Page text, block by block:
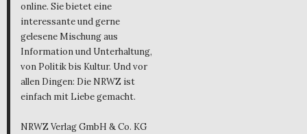
online. Sie bietet eine
interessante und gerne
gelesene Mischung aus
Information und Unterhaltung,
von Politik bis Kultur. Und vor
allen Dingen: Die NRWZ ist
einfach mit Liebe gemacht.
NRWZ Verlag GmbH & Co. KG